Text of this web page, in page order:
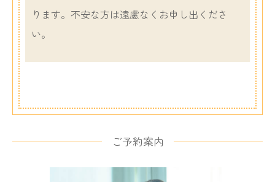
ります。不安な方は遠慮なくお申し出くださ
い。
ご予約案内